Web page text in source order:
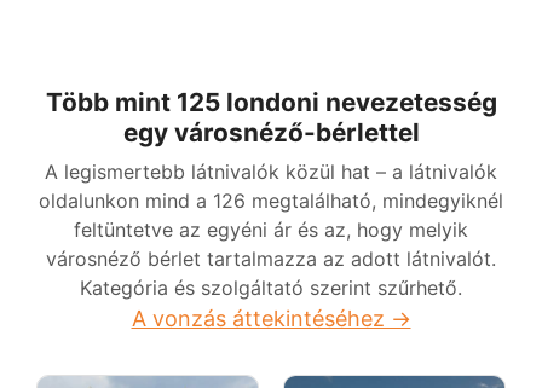
Több mint 125 londoni nevezetesség
egy városnéző-bérlettel
A legismertebb látnivalók közül hat – a látnivalók
oldalunkon mind a 126 megtalálható, mindegyiknél
feltüntetve az egyéni ár és az, hogy melyik
városnéző bérlet tartalmazza az adott látnivalót.
Kategória és szolgáltató szerint szűrhető.
A vonzás áttekintéséhez →